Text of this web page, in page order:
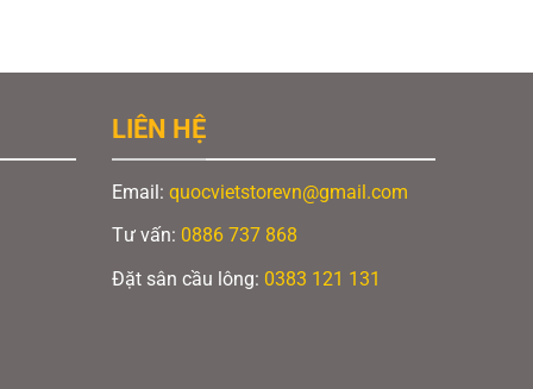
LIÊN HỆ
Email: quocvietstorevn@gmail.com
Tư vấn: 0886 737 868
Đặt sân cầu lông: 0383 121 131